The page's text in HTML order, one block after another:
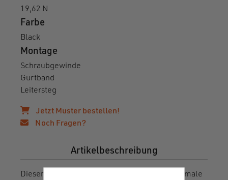
19,62 N
Farbe
Black
Montage
Schraubgewinde
Gurtband
Leitersteg
Jetzt Muster bestellen!
Noch Fragen?
Artikelbeschreibung
Dieser Verschluss wurde konzipiert, um das female